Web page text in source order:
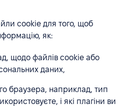
cookie для того, щоб
як:
щодо файлів cookie або
даних,
браузера, наприклад, тип
і які плагіни ви